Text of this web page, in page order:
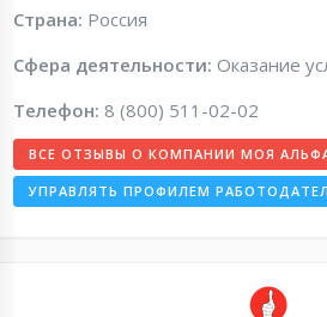
Страна: Россия
Сфера деятельности: Оказание
Телефон: 8 (800) 511-02-02
ВСЕ ОТЗЫВЫ О КОМПАНИИ МОЯ
УПРАВЛЯТЬ ПРОФИЛЕМ